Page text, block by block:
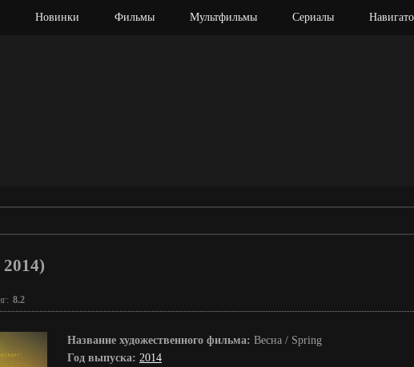
Новинки Фильмы Мультфильмы Сериалы
8.2
Название художественного фильма: Весна / Spring
Год выпуска: 2014